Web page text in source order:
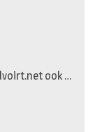
ook …